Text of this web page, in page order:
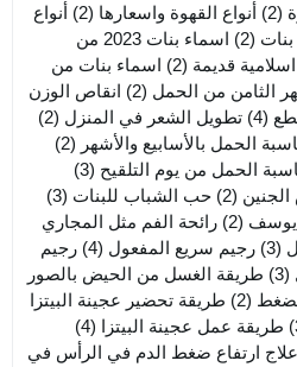
(2) أنواع القهوة واسعارها (2)
أنواع
(2)
اسماء بنات 2023 من
قديمة (2)
اسماء بنات من
الثامن من الحمل (2)
انقاص الوزن
(4) تطويل الشعر في المنزل (2)
الحمل بالأسابيع والأشهر (2)
الحمل من يوم التلقيح (3)
(2) حب الشباب للبنات (3)
يوسف (2)
رائحة الفم مثل المجاري
(3) رجيم سريع المفعول (4)
رجيم
(3)
طريقة الغسل من الحيض بالصور
(2)
طريقة تحضير عجينة البيتزا
طريقة عمل عجينة البيتزا (4)
علاج ارتفاع ضغط الدم في الرأس في